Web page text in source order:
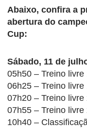
Abaixo, confira a
abertura do
Cup:
Sábado, 11 de
05h50 – Treino livre
06h25 – Treino livre
07h20 – Treino livre
07h55 – Treino livre
10h40 –